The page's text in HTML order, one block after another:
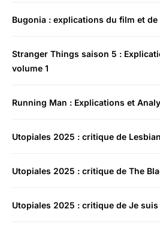
Bugonia : explications du film et de
Stranger Things saison 5 :
volume 1
Running Man : Explications et
Utopiales 2025 : critique de
Utopiales 2025 : critique de The
Utopiales 2025 : critique de Je suis